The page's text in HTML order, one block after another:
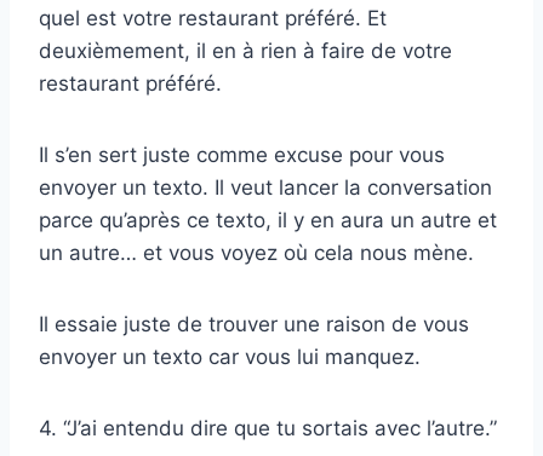
quel est votre restaurant préféré. Et
deuxièmement, il en à rien à faire de votre
restaurant préféré.
Il s’en sert juste comme excuse pour vous
envoyer un texto. Il veut lancer la conversation
parce qu’après ce texto, il y en aura un autre et
un autre… et vous voyez où cela nous mène.
Il essaie juste de trouver une raison de vous
envoyer un texto car vous lui manquez.
4. “J’ai entendu dire que tu sortais avec l’autre.”